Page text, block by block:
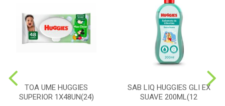
TOA UME HUGGIES
SUPERIOR 1X48UN(24)
SAB LIQ HUGGIES GLI EX
SUAVE 200ML(12